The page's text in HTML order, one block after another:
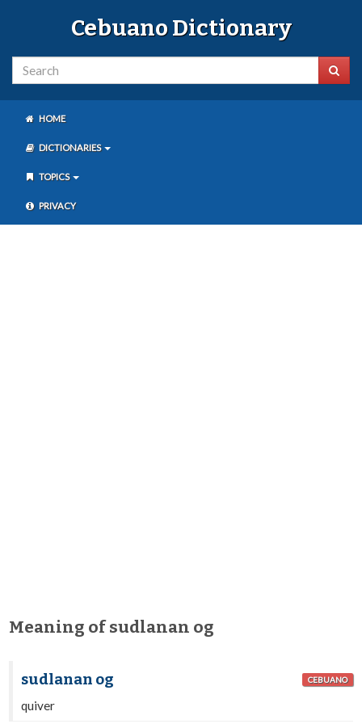
Cebuano Dictionary
HOME
DICTIONARIES
TOPICS
PRIVACY
Meaning of sudlanan og
sudlanan og CEBUANO
quiver